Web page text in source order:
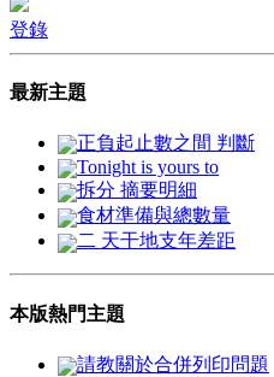
登錄
最新主題
正負起止數之間 判斷
Tonight is yours to
拆分 摘要明細
食材準備與總數量
二 天干地支年差距
本版熱門主題
請教關於合併列印問題